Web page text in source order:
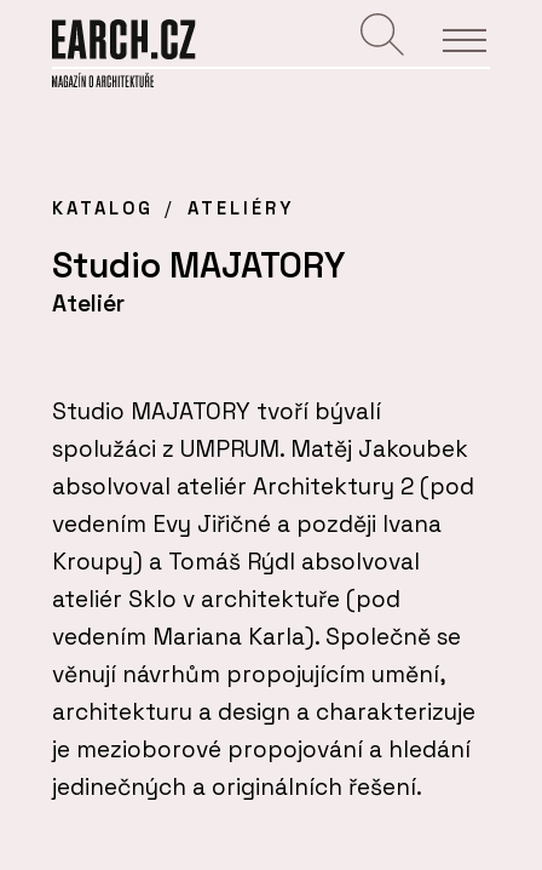
KATALOG ATELIÉRY
Studio MAJATORY
Ateliér
Studio MAJATORY tvoří bývalí
spolužáci z UMPRUM. Matěj Jakoubek
absolvoval ateliér Architektury 2 (pod
vedením Evy Jiřičné a později Ivana
Kroupy) a Tomáš Rýdl absolvoval
ateliér Sklo v architektuře (pod
vedením Mariana Karla). Společně se
věnují návrhům propojujícím umění,
architekturu a design a charakterizuje
je mezioborové propojování a hledání
jedinečných a originálních řešení.